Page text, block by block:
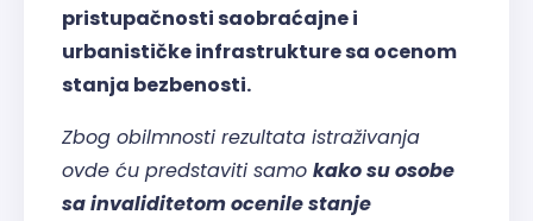
pristupačnosti saobraćajne i
urbanističke infrastrukture sa ocenom
stanja bezbenosti.
Zbog obilmnosti rezultata istraživanja
ovde ću predstaviti samo kako su osobe
sa invaliditetom ocenile stanje